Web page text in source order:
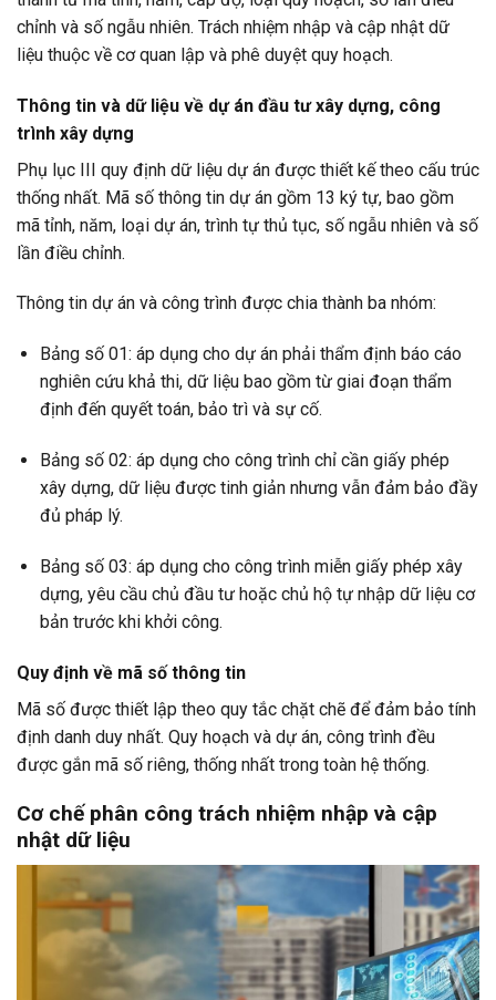
chỉnh và số ngẫu nhiên. Trách nhiệm nhập và cập nhật dữ
liệu thuộc về cơ quan lập và phê duyệt quy hoạch.
Thông tin và dữ liệu về dự án đầu tư xây dựng, công
trình xây dựng
Phụ lục III quy định dữ liệu dự án được thiết kế theo cấu trúc
thống nhất. Mã số thông tin dự án gồm 13 ký tự, bao gồm
mã tỉnh, năm, loại dự án, trình tự thủ tục, số ngẫu nhiên và số
lần điều chỉnh.
Thông tin dự án và công trình được chia thành ba nhóm:
Bảng số 01: áp dụng cho dự án phải thẩm định báo cáo
nghiên cứu khả thi, dữ liệu bao gồm từ giai đoạn thẩm
định đến quyết toán, bảo trì và sự cố.
Bảng số 02: áp dụng cho công trình chỉ cần giấy phép
xây dựng, dữ liệu được tinh giản nhưng vẫn đảm bảo đầy
đủ pháp lý.
Bảng số 03: áp dụng cho công trình miễn giấy phép xây
dựng, yêu cầu chủ đầu tư hoặc chủ hộ tự nhập dữ liệu cơ
bản trước khi khởi công.
Quy định về mã số thông tin
Mã số được thiết lập theo quy tắc chặt chẽ để đảm bảo tính
định danh duy nhất. Quy hoạch và dự án, công trình đều
được gắn mã số riêng, thống nhất trong toàn hệ thống.
Cơ chế phân công trách nhiệm nhập và cập
nhật dữ liệu